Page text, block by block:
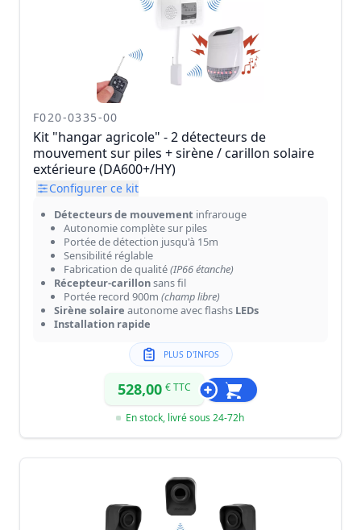
F020-0335-00
Kit "hangar agricole" - 2 détecteurs de
mouvement sur piles + sirène / carillon solaire
extérieure (DA600+/HY)
Configurer ce kit
Détecteurs de mouvement infrarouge
Autonomie complète sur piles
Portée de détection jusqu'à 15m
Sensibilité réglable
Fabrication de qualité(IP66 étanche)
Récepteur-carillonsans fil
Portée record 900m (champ libre)
Sirène solaire autonome avec flashs LEDs
Installation rapide
PLUS D'INFOS
528,00 € TTC
En stock, livré sous 24-72h